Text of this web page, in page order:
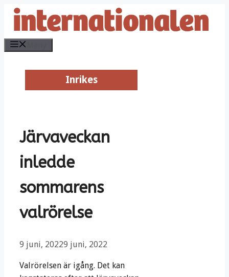
Hoppa
Inrikes
Inrikes
Järvaveckan
inledde
sommarens
valrörelse
9 juni, 20229 juni, 2022
Valrörelsen är igång. Det kan